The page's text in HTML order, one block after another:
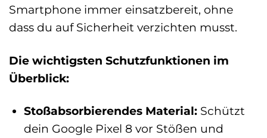
Smartphone immer einsatzbereit, ohne
dass du auf Sicherheit verzichten musst.
Die wichtigsten Schutzfunktionen im
Überblick:
Stoßabsorbierendes Material: Schützt
dein Google Pixel 8 vor Stößen und